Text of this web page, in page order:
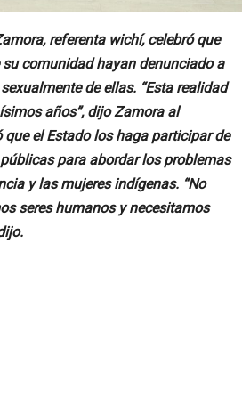
referenta wichí, celebró que
comunidad hayan denunciado a
de ellas. “Esta realidad
años”, dijo Zamora al
que el Estado los haga participar de
para abordar los problemas
y las mujeres indígenas. “No
seres humanos y necesitamos